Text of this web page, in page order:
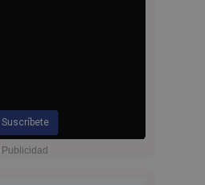
Suscríbete